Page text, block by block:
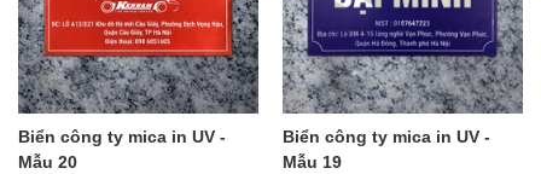
Biển công ty mica in UV -
Mẫu 20
Biển công ty mica in UV -
Mẫu 19